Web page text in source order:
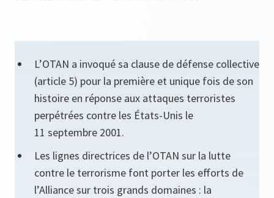
L’OTAN a invoqué sa clause de défense collective
(article 5) pour la première et unique fois de son
histoire en réponse aux attaques terroristes
perpétrées contre les États-Unis le
11 septembre 2001.
Les lignes directrices de l’OTAN sur la lutte
contre le terrorisme font porter les efforts de
l’Alliance sur trois grands domaines : la